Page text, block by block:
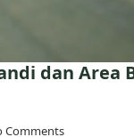
dan Area
Comments